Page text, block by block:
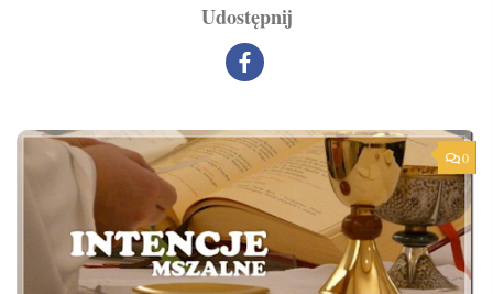
Udostępnij
0